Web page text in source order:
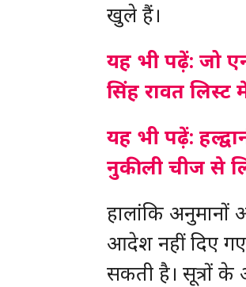
खुले हैं।
यह भी पढ़ें: जो
सिंह रावत
यह भी पढ़ें:
नुकीली चीज से
हालांकि
आदेश नहीं दिए
सकती है। सूत्रों के